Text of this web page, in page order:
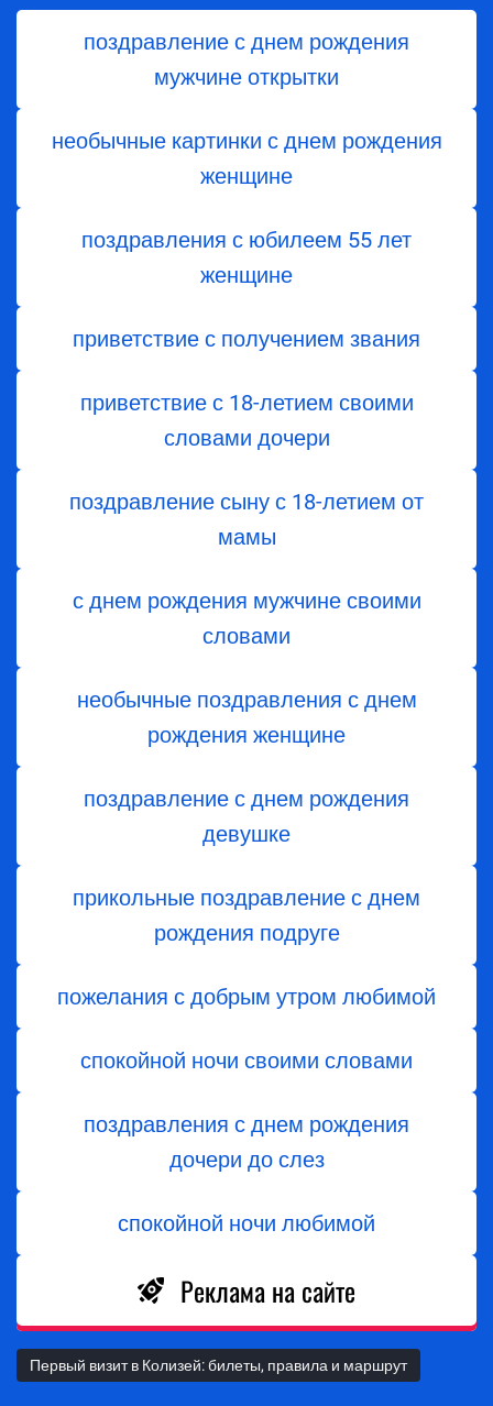
поздравление с днем рождения
мужчине открытки
необычные картинки с днем рождения
женщине
поздравления с юбилеем 55 лет
женщине
приветствие с получением звания
приветствие с 18-летием своими
словами дочери
поздравление сыну с 18-летием от
мамы
с днем рождения мужчине своими
словами
необычные поздравления с днем
рождения женщине
поздравление с днем рождения
девушке
прикольные поздравление с днем
рождения подруге
пожелания с добрым утром любимой
спокойной ночи своими словами
поздравления с днем ​​рождения
дочери до слез
спокойной ночи любимой
Реклама на сайте
Первый визит в Колизей: билеты, правила и маршрут